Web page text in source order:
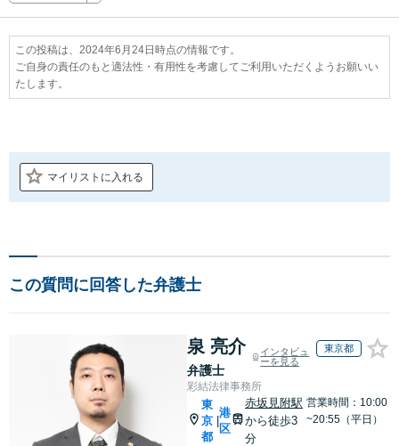
この投稿は、2024年6月24日時点の情報です。
ご自身の責任のもと適法性・有用性を考慮してご利用いただくようお願いい
たします。
マイリストに入れる
この質問に回答した弁護士
泉 亮介
弁護士
インタビュ
ーを見る
東京都
彩結法律事務所
東
京
都
港
区
赤坂見附駅
から徒歩3
分
営業時間：10:00
~20:55（平日）